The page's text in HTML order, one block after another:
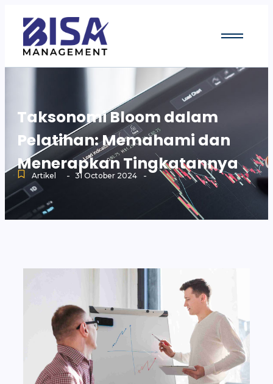
Taksonomi Bloom dalam
Pelatihan: Memahami dan
Menerapkan Tingkatannya
Artikel - 31 October 2024 -